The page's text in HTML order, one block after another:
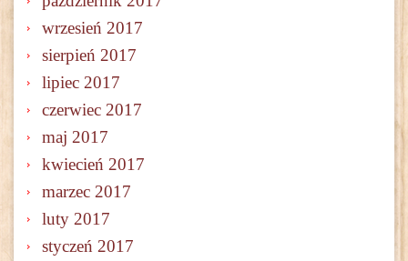
wrzesień 2017
sierpień 2017
lipiec 2017
czerwiec 2017
maj 2017
kwiecień 2017
marzec 2017
luty 2017
styczeń 2017